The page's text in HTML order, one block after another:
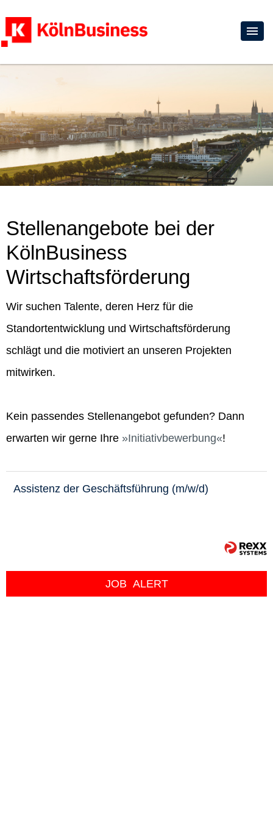
Stellenangebote bei der
KölnBusiness
Wirtschaftsförderung
Wir suchen Talente, deren Herz für die
Standortentwicklung und Wirtschaftsförderung
schlägt und die motiviert an unseren Projekten
mitwirken.
Kein passendes Stellenangebot gefunden? Dann
erwarten wir gerne Ihre
Initiativbewerbung !
Assistenz der Geschäftsführung (m/w/d)
JOB ALERT